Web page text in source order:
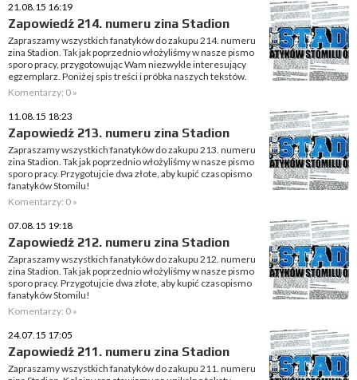
21.08.15 16:19
Zapowiedź 214. numeru zina Stadion
Zapraszamy wszystkich fanatyków do zakupu 214. numeru
zina Stadion. Tak jak poprzednio włożyliśmy w nasze pismo
sporo pracy, przygotowując Wam niezwykle interesujący
egzemplarz. Poniżej spis treści i próbka naszych tekstów.
Komentarzy: 0 »
11.08.15 18:23
Zapowiedź 213. numeru zina Stadion
Zapraszamy wszystkich fanatyków do zakupu 213. numeru
zina Stadion. Tak jak poprzednio włożyliśmy w nasze pismo
sporo pracy. Przygotujcie dwa złote, aby kupić czasopismo
fanatyków Stomilu!
Komentarzy: 0 »
07.08.15 19:18
Zapowiedź 212. numeru zina Stadion
Zapraszamy wszystkich fanatyków do zakupu 212. numeru
zina Stadion. Tak jak poprzednio włożyliśmy w nasze pismo
sporo pracy. Przygotujcie dwa złote, aby kupić czasopismo
fanatyków Stomilu!
Komentarzy: 0 »
24.07.15 17:05
Zapowiedź 211. numeru zina Stadion
Zapraszamy wszystkich fanatyków do zakupu 211. numeru